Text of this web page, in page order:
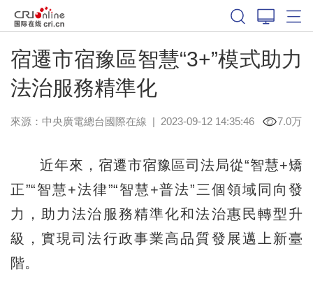
宿遷市宿豫區智慧“3+”模式助力
法治服務精準化
來源：中央廣電總台國際在線 | 2023-09-12 14:35:46 7.0万
近年來，宿遷市宿豫區司法局從“智慧+矯
正”“智慧+法律”“智慧+普法”三個領域同向發
力，助力法治服務精準化和法治惠民轉型升
級，實現司法行政事業高品質發展邁上新臺
階。